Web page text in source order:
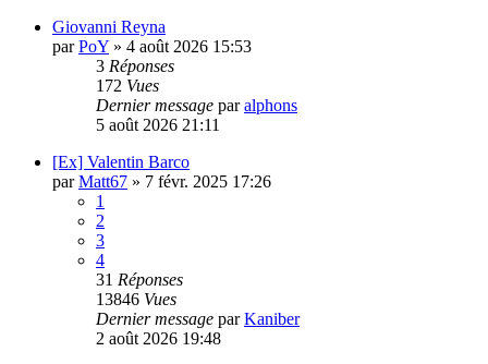
Giovanni Reyna
parPoY » 4 août 2026 15:53
3 Réponses
172 Vues
Dernier message paralphons
5 août 2026 21:11
[Ex] Valentin Barco
parMatt67 » 7 févr. 2025 17:26
1
2
3
4
31 Réponses
13846 Vues
Dernier message parKaniber
2 août 2026 19:48